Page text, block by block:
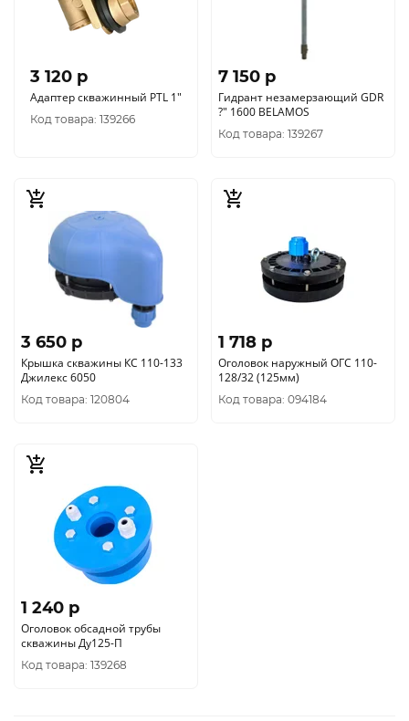
3 120 p
Адаптер скважинный PTL 1"
Код товара: 139266
7 150 p
Гидрант незамерзающий GDR
?" 1600 BELAMOS
Код товара: 139267
3 650 p
Крышка скважины КС 110-133
Джилекс 6050
Код товара: 120804
1 718 p
Оголовок наружный ОГС 110-
128/32 (125мм)
Код товара: 094184
1 240 p
Оголовок обсадной трубы
скважины Ду125-П
Код товара: 139268